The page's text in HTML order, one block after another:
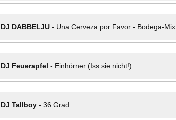
DJ DABBELJU- Una Cerveza por Favor - Bodega-Mix
DJ Feuerapfel - Einhörner (Iss sie nicht!)
DJ Tallboy- 36 Grad